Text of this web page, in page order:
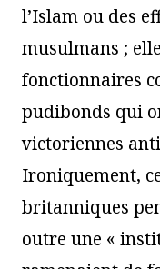
l’Islam ou des
musulmans ;
fonctionnaires
pudibonds qui
victoriennes
Ironiquement,
britanniques
outre une «